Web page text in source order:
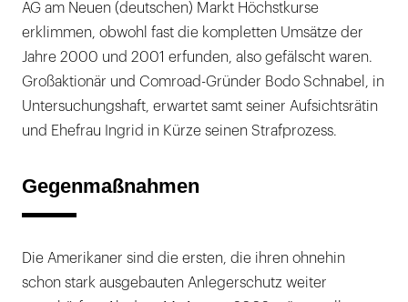
AG am Neuen (deutschen) Markt Höchstkurse
erklimmen, obwohl fast die kompletten Umsätze der
Jahre 2000 und 2001 erfunden, also gefälscht waren.
Großaktionär und Comroad-Gründer Bodo Schnabel, in
Untersuchungshaft, erwartet samt seiner Aufsichtsrätin
und Ehefrau Ingrid in Kürze seinen Strafprozess.
Gegenmaßnahmen
Die Amerikaner sind die ersten, die ihren ohnehin
schon stark ausgebauten Anlegerschutz weiter